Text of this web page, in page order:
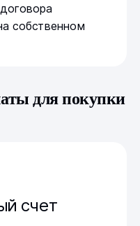
собственном
для покупки
счет